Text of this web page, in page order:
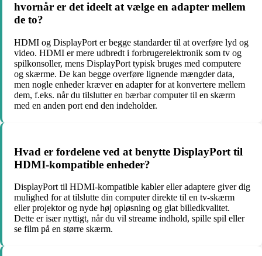
hvornår er det ideelt at vælge en adapter mellem
de to?
HDMI og DisplayPort er begge standarder til at overføre lyd og
video. HDMI er mere udbredt i forbrugerelektronik som tv og
spilkonsoller, mens DisplayPort typisk bruges med computere
og skærme. De kan begge overføre lignende mængder data,
men nogle enheder kræver en adapter for at konvertere mellem
dem, f.eks. når du tilslutter en bærbar computer til en skærm
med en anden port end den indeholder.
Hvad er fordelene ved at benytte DisplayPort til
HDMI-kompatible enheder?
DisplayPort til HDMI-kompatible kabler eller adaptere giver dig
mulighed for at tilslutte din computer direkte til en tv-skærm
eller projektor og nyde høj opløsning og glat billedkvalitet.
Dette er især nyttigt, når du vil streame indhold, spille spil eller
se film på en større skærm.